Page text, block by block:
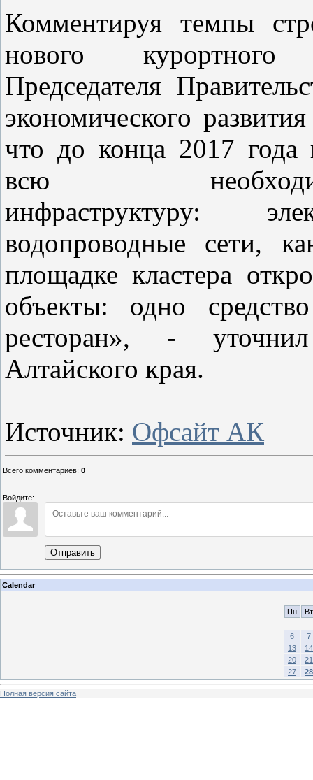
Комментируя темпы
нового курортного
Председателя
экономического
что до конца 2017 года
всю
инфраструктуру:
водопроводные сети,
площадке кластера
объекты: одно
ресторан», -
Алтайского края.
Источник: Офсайт АК
Всего комментариев: 0
Войдите:
Отправить
Calendar
Пн Вт
6
7
13
14
20
21
27
28
Полная версия сайта